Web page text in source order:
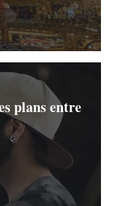
plans entre